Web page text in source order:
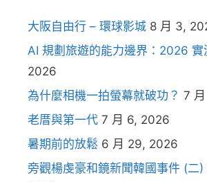
大阪自由行 – 環球影城 8 月 3,
AI 規劃旅遊的能力邊界：2026 實
2026
為什麼相機一拍螢幕就破功？ 7
老厝與第一代 7 月 6, 2026
暑期前的放鬆 6 月 29, 2026
旁觀楊虔豪和鏡新聞韓國事件 (二)